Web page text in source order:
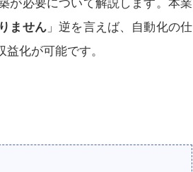
が必要について解説します。本業
ません」逆を言えば、自動化の仕
化が可能です。